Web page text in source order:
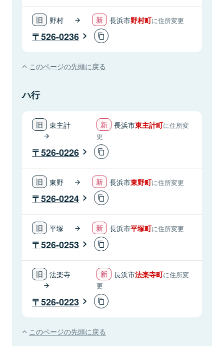
野村 長浜市野村町に住所変更
526-0236
このページの先頭に戻る
ハ行
東主計 長浜市東主計町に住所変
更
526-0226
東野 長浜市東野町に住所変更
526-0224
平塚 長浜市平塚町に住所変更
526-0253
法楽寺 長浜市法楽寺町に住所変
更
526-0223
このページの先頭に戻る